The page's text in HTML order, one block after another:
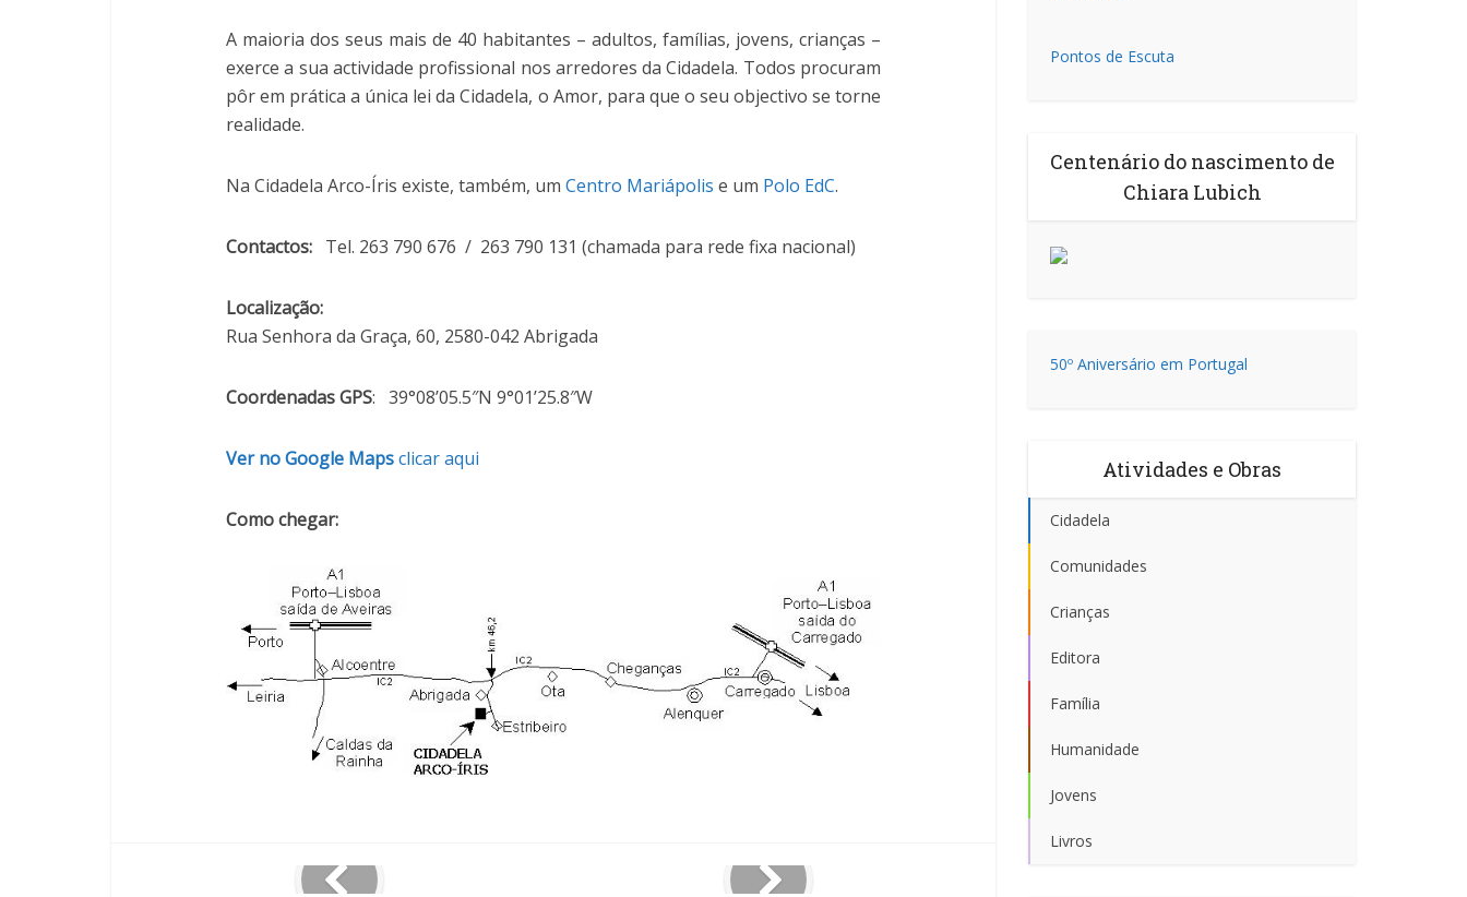
A maioria dos seus mais de 40 habitantes – adultos, famílias, jovens, crianças –
exerce a sua actividade profissional nos arredores da Cidadela. Todos procuram
pôr em prática a única lei da Cidadela, o Amor, para que o seu objectivo se torne
realidade.
Na Cidadela Arco-Íris existe, também, um Centro Mariápolis e um Polo EdC.
Contactos: Tel. 263 790 676 / 263 790 131 (chamada para rede fixa nacional)
Localização:
Rua Senhora da Graça, 60, 2580-042 Abrigada
Coordenadas GPS: 39°08’05.5″N 9°01’25.8″W
Ver no Google Mapsclicar aqui
Como chegar:
Pontos de Escuta
Centenário do nascimento de
Chiara Lubich
50º Aniversário em Portugal
Atividades e Obras
Cidadela
Comunidades
Crianças
Editora
Família
Humanidade
Jovens
Livros